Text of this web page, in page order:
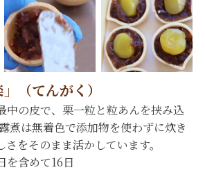
（てんがく）
中の皮で、栗一粒と粒あんを挟み込
煮は無着色で添加物を使わずに炊き
さをそのまま活かしています。
を含めて16日